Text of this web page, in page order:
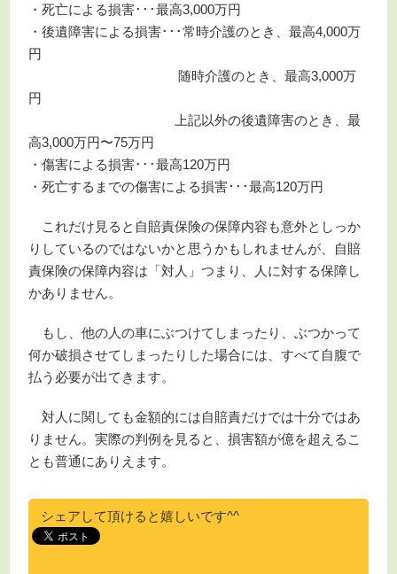
・死亡による損害･･･最高3,000万円
・後遺障害による損害･･･常時介護のとき、最高4,000万
円
随時介護のとき、最高3,000万
円
上記以外の後遺障害のとき、最
高3,000万円〜75万円
・傷害による損害･･･最高120万円
・死亡するまでの傷害による損害･･･最高120万円
これだけ見ると自賠責保険の保障内容も意外としっか
りしているのではないかと思うかもしれませんが、自賠
責保険の保障内容は「対人」つまり、人に対する保障し
かありません。
もし、他の人の車にぶつけてしまったり、ぶつかって
何か破損させてしまったりした場合には、すべて自腹で
払う必要が出てきます。
対人に関しても金額的には自賠責だけでは十分ではあ
りません。実際の判例を見ると、損害額が億を超えるこ
とも普通にありえます。
シェアして頂けると嬉しいです^^